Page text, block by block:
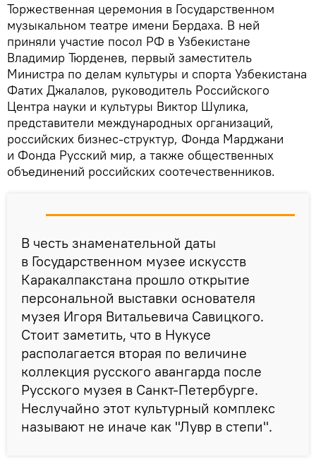
Торжественная церемония в Государственном
музыкальном театре имени Бердаха. В ней
приняли участие посол РФ в Узбекистане
Владимир Тюрденев, первый заместитель
Министра по делам культуры и спорта Узбекистана
Фатих Джалалов, руководитель Российского
Центра науки и культуры Виктор Шулика,
представители международных организаций,
российских бизнес-структур, Фонда Марджани
и Фонда Русский мир, а также общественных
объединений российских соотечественников.
В честь знаменательной даты
в Государственном музее искусств
Каракалпакстана прошло открытие
персональной выставки основателя
музея Игоря Витальевича Савицкого.
Стоит заметить, что в Нукусе
располагается вторая по величине
коллекция русского авангарда после
Русского музея в Санкт-Петербурге.
Неслучайно этот культурный комплекс
называют не иначе как "Лувр в степи".